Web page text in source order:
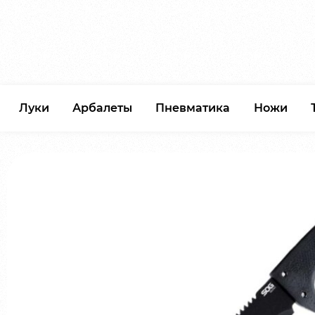
Луки Арбалеты Пневматика Ножи